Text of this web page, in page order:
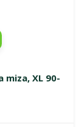
XL 90-